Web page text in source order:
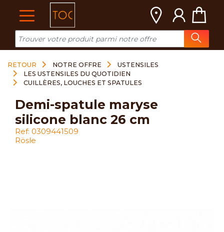
RETOUR NOTRE OFFRE
USTENSILES
LES USTENSILES DU QUOTIDIEN
CUILLÈRES, LOUCHES ET SPATULES
demi-spatule maryse
silicone blanc 26 cm
Ref: 0309441509
Rösle
Cookies management panel